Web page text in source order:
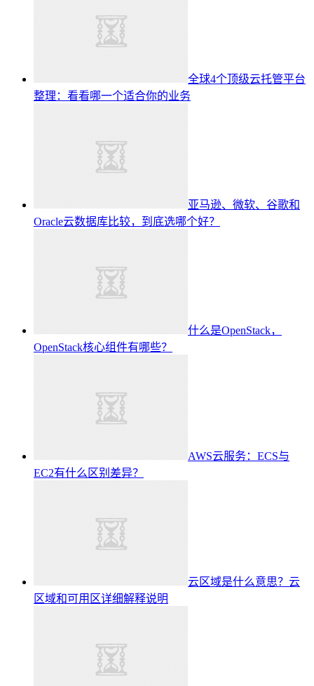
全球4个顶级云托管平台
整理：看看哪一个适合你的业务
亚马逊、微软、谷歌和
Oracle云数据库比较，到底选哪个好？
什么是OpenStack，
OpenStack核心组件有哪些？
AWS云服务：ECS与
EC2有什么区别差异？
云区域是什么意思？云
区域和可用区详细解释说明